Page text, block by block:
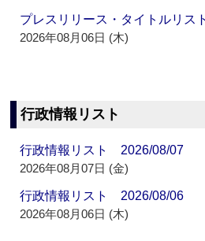
プレスリリース・タイトルリ
2026年08月06日 (木)
行政情報リスト
行政情報リスト 2026/08/07
2026年08月07日 (金)
行政情報リスト 2026/08/06
2026年08月06日 (木)